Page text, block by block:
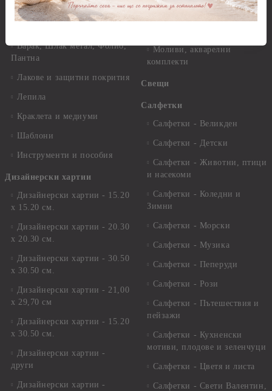
Грунд, Основи, Релефни
Варак, Шлак метал, Фолио,
Пантна
Лакове и защитни покрития
Лепила
Краклета и медиуми
Шаблони
Инструменти и пособия
Дизайнерски хартии
Дизайнерски хартии - 15.20
х 15.20 см.
Дизайнерски хартии - 20.30
х 20.30 см.
Дизайнерски хартии - 30.50
х 30.50 см.
Дизайнерски хартии - 21,00
х 29,70 см
Дизайнерски хартии - 15.20
x 30.50 см.
Дизайнерски хартии -
други
Дизайнерски хартии -
Стативи и поставки
Моливи, акварелни
комплекти
Свещи
Салфетки
Салфетки - Великден
Салфетки - Детски
Салфетки - Животни, птици
и насекоми
Салфетки - Коледни и
Зимни
Салфетки - Морски
Салфетки - Музика
Салфетки - Пеперуди
Салфетки - Рози
Салфетки - Пътешествия и
пейзажи
Салфетки - Кухненски
мотиви, плодове и зеленчуци
Салфетки - Цветя и листа
Салфетки - Свети Валентин,